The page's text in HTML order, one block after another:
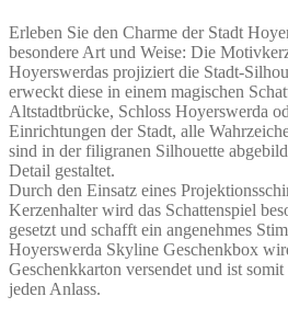
Erleben Sie den Charme der Stadt
besondere Art und Weise: Die
Hoyerswerdas projiziert die Stadt-
erweckt diese in einem magischen
Altstadtbrücke, Schloss Hoyerswerda
Einrichtungen der Stadt, alle
sind in der filigranen Silhouette
Detail gestaltet.
Durch den Einsatz eines
Kerzenhalter wird das Schattenspiel
gesetzt und schafft ein angenehmes
Hoyerswerda Skyline Geschenkbox
Geschenkkarton versendet und ist
jeden Anlass.